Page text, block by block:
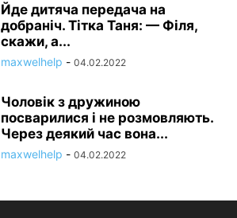
Йде дитяча передача на
добраніч. Тітка Таня: — Філя,
скажи, а...
maxwelhelp - 04.02.2022
Чоловік з дружиною
посварилися і не розмовляють.
Через деякий час вона...
maxwelhelp - 04.02.2022